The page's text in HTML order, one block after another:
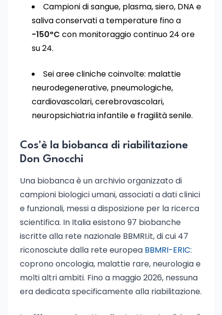
Campioni di sangue, plasma, siero, DNA e
saliva conservati a temperature fino a
-150°C con monitoraggio continuo 24 ore
su 24.
Sei aree cliniche coinvolte: malattie
neurodegenerative, pneumologiche,
cardiovascolari, cerebrovascolari,
neuropsichiatria infantile e fragilità senile.
Cos'è la biobanca di riabilitazione
Don Gnocchi
Una biobanca è un archivio organizzato di
campioni biologici umani, associati a dati clinici
e funzionali, messi a disposizione per la ricerca
scientifica. In Italia esistono 97 biobanche
iscritte alla rete nazionale BBMRI.it, di cui 47
riconosciute dalla rete europea BBMRI-ERIC:
coprono oncologia, malattie rare, neurologia e
molti altri ambiti. Fino a maggio 2026, nessuna
era dedicata specificamente alla riabilitazione.